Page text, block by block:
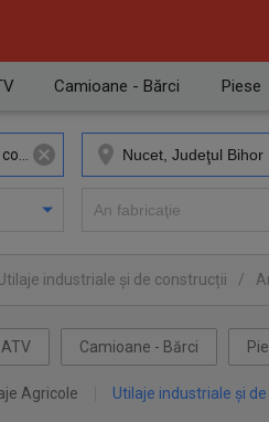
Camioane - Bărci Piese
industriale și de construcții /
Camioane - Bărci
Agricole Utilaje industriale și